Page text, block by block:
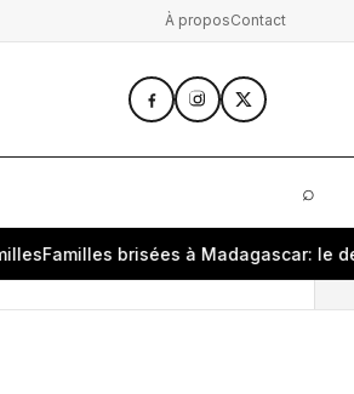
À proposContact
⌕
brisées à Madagascar: le deuil